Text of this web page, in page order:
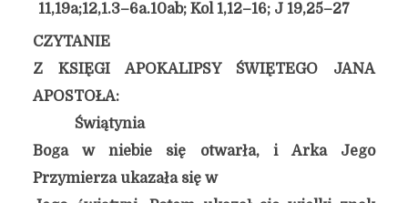
11,19a;12,1.3–6a.10ab; Kol 1,12–16; J 19,25–27
CZYTANIE
Z KSIĘGI APOKALIPSY ŚWIĘTEGO JANA
APOSTOŁA:
Świątynia
Boga w niebie się otwarła, i Arka Jego
Przymierza ukazała się w